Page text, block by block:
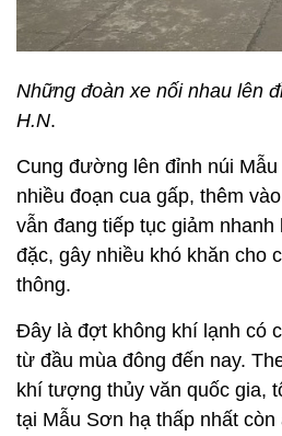
Những đoàn xe nối nhau lên
H.N.
Cung đường lên đỉnh núi
nhiều đoạn cua gấp, thêm
vẫn đang tiếp tục giảm
đặc, gây nhiều khó khăn cho
thông.
Đây là đợt không khí lạnh có
từ đầu mùa đông đến nay.
khí tượng thủy văn quốc gia,
tại Mẫu Sơn hạ thấp nhất